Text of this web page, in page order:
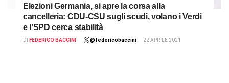
Elezioni Germania, si apre la corsa alla
cancelleria: CDU-CSU sugli scudi, volano i Verdi
e l’SPD cerca stabilità
DI FEDERICO BACCINI @federicobaccini 22 APRILE 2021